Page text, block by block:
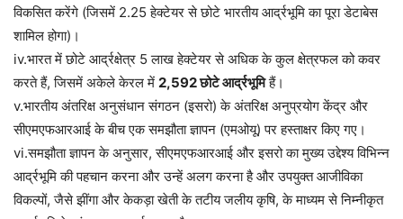
विकसित करेंगे (जिसमें 2.25 हेक्टेयर से छोटे भारतीय आर्द्रभूमि का पूरा डेटाबेस
शामिल होगा)।
iv.भारत में छोटे आर्द्रक्षेत्र 5 लाख हेक्टेयर से अधिक के कुल क्षेत्रफल को कवर
करते हैं, जिसमें अकेले केरल में 2,592 छोटे आर्द्रभूमिहैं।
v.भारतीय अंतरिक्ष अनुसंधान संगठन (इसरो) के अंतरिक्ष अनुप्रयोग केंद्र और
सीएमएफआरआई के बीच एक समझौता ज्ञापन (एमओयू) पर हस्ताक्षर किए गए।
vi.समझौता ज्ञापन के अनुसार, सीएमएफआरआई और इसरो का मुख्य उद्देश्य विभिन्न
आर्द्रभूमि की पहचान करना और उन्हें अलग करना है और उपयुक्त आजीविका
विकल्पों, जैसे झींगा और केकड़ा खेती के तटीय जलीय कृषि, के माध्यम से निम्‍नीकृत